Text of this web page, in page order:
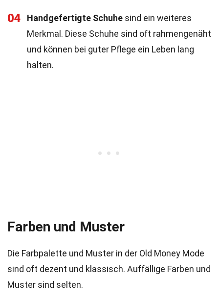
04 Handgefertigte Schuhe sind ein weiteres
Merkmal. Diese Schuhe sind oft rahmengenäht
und können bei guter Pflege ein Leben lang
halten.
Farben und Muster
Die Farbpalette und Muster in der Old Money Mode
sind oft dezent und klassisch. Auffällige Farben und
Muster sind selten.